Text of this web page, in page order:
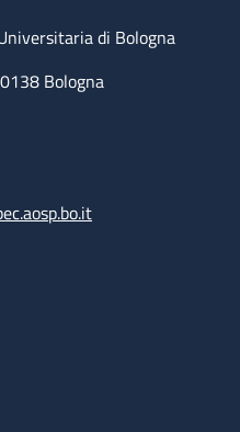
di Bologna
Bologna